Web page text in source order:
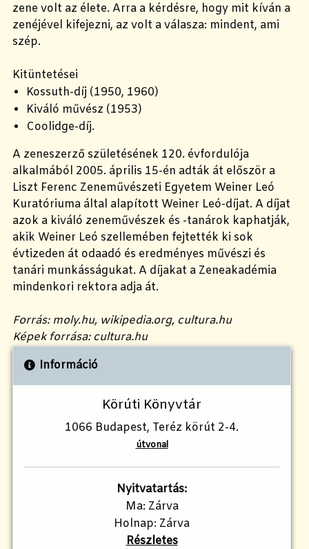
zene volt az élete. Arra a kérdésre, hogy mit kíván a
zenéjével kifejezni, az volt a válasza: mindent, ami
szép.
Kitüntetései
Kossuth-díj (1950, 1960)
Kiváló művész (1953)
Coolidge-díj.
A zeneszerző születésének 120. évfordulója
alkalmából 2005. április 15-én adták át először a
Liszt Ferenc Zeneművészeti Egyetem Weiner Leó
Kuratóriuma által alapított Weiner Leó-díjat. A díjat
azok a kiváló zeneművészek és -tanárok kaphatják,
akik Weiner Leó szellemében fejtették ki sok
évtizeden át odaadó és eredményes művészi és
tanári munkásságukat. A díjakat a Zeneakadémia
mindenkori rektora adja át.
Forrás: moly.hu, wikipedia.org, cultura.hu
Képek forrása: cultura.hu
Információ
Körúti Könyvtár
1066 Budapest, Teréz körút 2-4.
útvonal
Nyitvatartás:
Ma: Zárva
Holnap: Zárva
Részletes